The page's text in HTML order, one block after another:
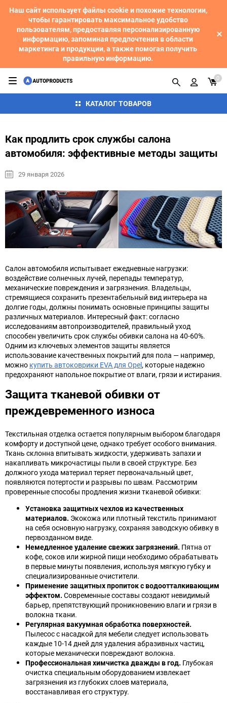
Наш сайт использует файлы cookie и похожие технологии,
чтобы гарантировать максимальное удобство
пользователям, предоставляя персонализированную
информацию, запоминая предпочтения в области
маркетинга и продукции, а также помогая получить
правильную информацию.
КАТАЛОГ ТОВАРОВ
0
Как продлить срок службы салона
автомобиля: эффективные методы защиты
29 января 2026
Салон автомобиля испытывает ежедневные нагрузки:
воздействие солнечных лучей, перепады температур,
механические повреждения и загрязнения. Владельцы,
стремящиеся сохранить презентабельный вид интерьера на
долгие годы, должны понимать основные принципы защиты
различных материалов. Интересный факт: согласно
исследованиям автопроизводителей, правильный уход
способен увеличить срок службы обивки салона на 40-60%.
Одним из ключевых элементов защиты является
использование качественных покрытий для пола — например,
можно купить автоковрики EVA для Opel, которые надежно
предохраняют напольное покрытие от влаги, грязи и истирания.
Защита тканевой обивки от
преждевременного износа
Текстильная отделка остается популярным выбором благодаря
комфорту и доступной цене, однако требует особого внимания.
Ткань склонна впитывать жидкости, удерживать запахи и
накапливать микрочастицы пыли в своей структуре. Без
должного ухода материал теряет первоначальный цвет,
появляются потертости и разрывы по швам. Рассмотрим
проверенные способы продления жизни тканевой обивки:
Установка защитных чехлов из качественных
материалов. Экокожа или плотный текстиль принимают
на себя основную нагрузку, сохраняя заводскую обивку в
первозданном виде.
Немедленное удаление свежих загрязнений. Пятна от
кофе, соков или жирной пищи необходимо обрабатывать
в первые минуты появления, используя мягкую губку и
специализированные очистители.
Применение защитных пропиток с водоотталкивающим
эффектом. Современные составы создают невидимый
барьер, препятствующий проникновению влаги и грязи в
волокна ткани.
Регулярная вакуумная обработка поверхностей.
Пылесос с насадкой для мебели следует использовать
каждые 10-14 дней для удаления абразивных частиц,
которые механически повреждают волокна.
Профессиональная химчистка дважды в год. Глубокая
очистка специальным оборудованием извлекает
загрязнения из глубоких слоев материала,
восстанавливая его структуру.